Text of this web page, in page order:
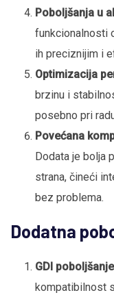
Poboljšanja u
funkcionalnosti
ih preciznijim i
Optimizacija
brzinu i
posebno pri
Povećana
Dodata je bolja
strana, čineći
bez problema.
Dodatna
GDI
kompatibilnost